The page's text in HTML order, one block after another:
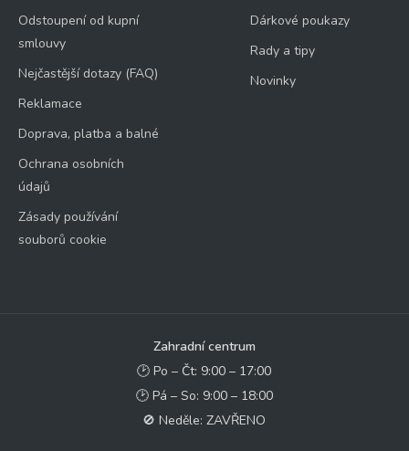
Odstoupení od kupní
smlouvy
Nejčastější dotazy (FAQ)
Reklamace
Doprava, platba a balné
Ochrana osobních
údajů
Zásady používání
souborů cookie
Dárkové poukazy
Rady a tipy
Novinky
Zahradní centrum
🕑 Po – Čt: 9:00 – 17:00
🕑 Pá – So: 9:00 – 18:00
🚫 Neděle: ZAVŘENO